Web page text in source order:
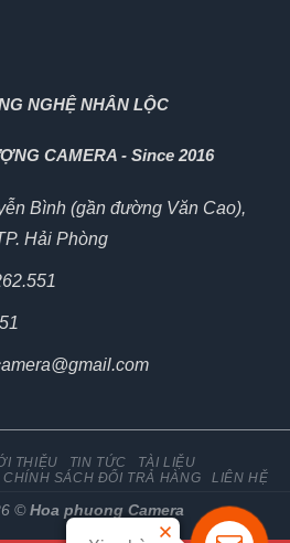
NGHỆ NHÂN LỘC
CAMERA - Since 2016
Bình (gần đường Văn Cao),
Hải Phòng
THIỆU TIN TỨC
TÀI LIỆU
CHÍNH SÁCH ĐỔI TRẢ HÀNG LIÊN HỆ
©Hoa phuong Camera